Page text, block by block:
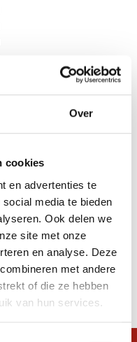
Over
cookies
en advertenties te
media te bieden
Ook delen we
site met onze
en analyse. Deze
met andere
of die ze hebben
van hun services.
getagd met
120